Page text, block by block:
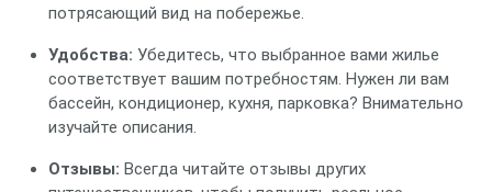
потрясающий вид на побережье.
Удобства: Убедитесь, что выбранное вами жилье
соответствует вашим потребностям. Нужен ли вам
бассейн, кондиционер, кухня, парковка? Внимательно
изучайте описания.
Отзывы: Всегда читайте отзывы других